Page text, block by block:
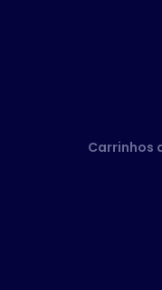
Carrinhos